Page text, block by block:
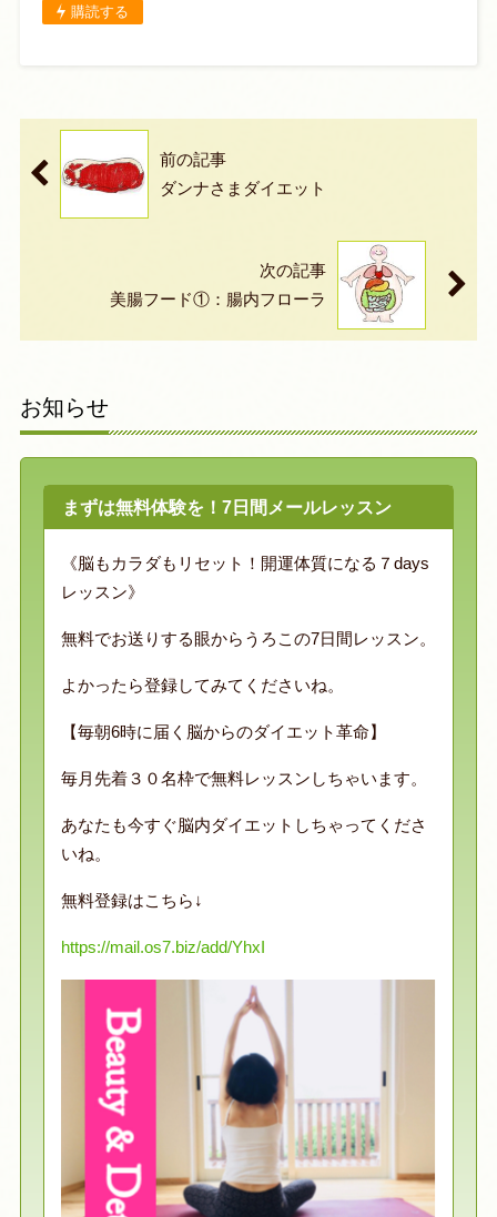
購読する
前の記事
ダンナさまダイエット
次の記事
美腸フード①：腸内フローラ
お知らせ
まずは無料体験を！7日間メールレッスン
《脳もカラダもリセット！開運体質になる７days
レッスン》
無料でお送りする眼からうろこの7日間レッスン。
よかったら登録してみてくださいね。
【毎朝6時に届く脳からのダイエット革命】
毎月先着３０名枠で無料レッスンしちゃいます。
あなたも今すぐ脳内ダイエットしちゃってくださ
いね。
無料登録はこちら↓
https://mail.os7.biz/add/YhxI